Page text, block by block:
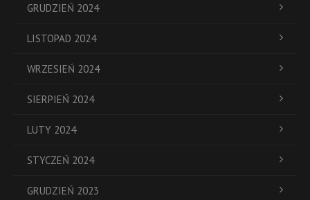
GRUDZIEŃ 2024
LISTOPAD 2024
WRZESIEŃ 2024
SIERPIEŃ 2024
LUTY 2024
STYCZEŃ 2024
GRUDZIEŃ 2023